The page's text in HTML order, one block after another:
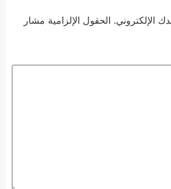
الإلكتروني. الحقول الإلزامية مشار